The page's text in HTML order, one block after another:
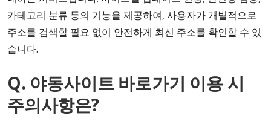
카테고리 분류 등의 기능을 제공하여, 사용자가 개별적으로
주소를 검색할 필요 없이 안전하게 최신 주소를 확인할 수 있
습니다.
Q. 야동사이트 바로가기 이용 시
주의사항은?